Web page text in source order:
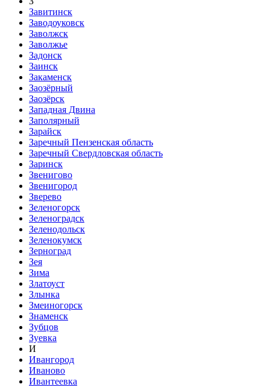
Завитинск
Заводоуковск
Заволжск
Заволжье
Задонск
Заинск
Закаменск
Заозёрный
Заозёрск
Западная Двина
Заполярный
Зарайск
Заречный Пензенская область
Заречный Свердловская область
Заринск
Звенигово
Звенигород
Зверево
Зеленогорск
Зеленоградск
Зеленодольск
Зеленокумск
Зерноград
Зея
Зима
Златоуст
Злынка
Змеиногорск
Знаменск
Зубцов
Зуевка
И
Ивангород
Иваново
Ивантеевка